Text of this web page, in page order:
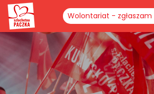
Wolontariat - zgłaszam